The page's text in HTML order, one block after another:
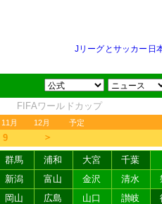
Jリーグとサッカー日
FIFAワールドカップ
11月 12月 予定
9 ＞
群馬 浦和 大宮 千葉
新潟 富山 金沢 清水
岡山 広島 山口 讃岐